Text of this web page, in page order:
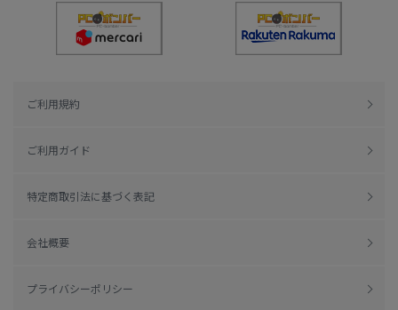
ご利用規約
ご利用ガイド
特定商取引法に基づく表記
会社概要
プライバシーポリシー